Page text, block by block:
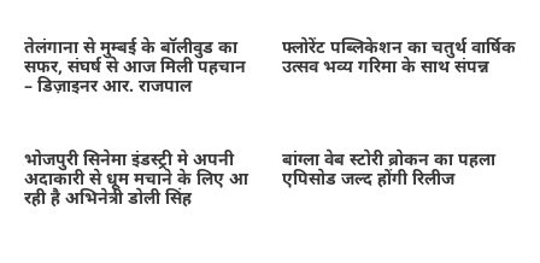
तेलंगाना से मुम्बई के बॉलीवुड का
सफर, संघर्ष से आज मिली पहचान
– डिज़ाइनर आर. राजपाल
फ्लोरेंट पब्लिकेशन का चतुर्थ वार्षिक
उत्सव भव्य गरिमा के साथ संपन्न
भोजपुरी सिनेमा इंडस्ट्री मे अपनी
अदाकारी से धूम मचाने के लिए आ
रही है अभिनेत्री डोली सिंह
बांग्ला वेब स्टोरी ब्रोकन का पहला
एपिसोड जल्द होंगी रिलीज